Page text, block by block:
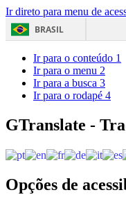
Ir direto para menu de
BRASIL
Ir para o conteúdo 1
Ir para o menu 2
Ir para a busca 3
Ir para o rodapé 4
GTranslate -
Opções de